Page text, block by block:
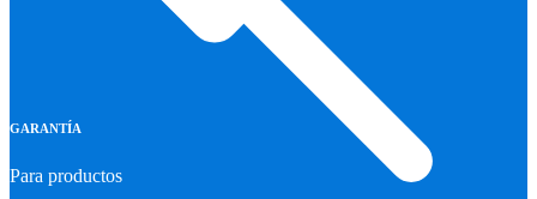
GARANTÍA
Para productos